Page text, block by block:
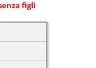
figli